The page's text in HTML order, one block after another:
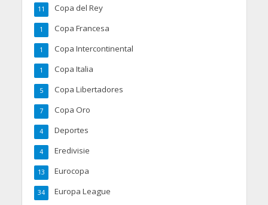
Copa del Rey
11
Copa Francesa
1
Copa Intercontinental
1
Copa Italia
1
Copa Libertadores
5
Copa Oro
7
Deportes
4
Eredivisie
4
Eurocopa
13
Europa League
34